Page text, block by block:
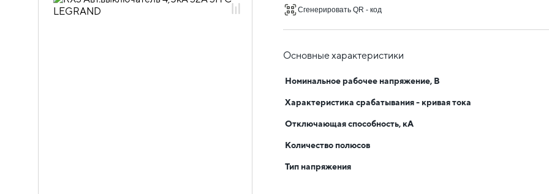
01.05.01.03 Модульные
Сгенерировать QR - код
Основные характеристики
Номинальное рабочее напряжение, В
Характеристика срабатывания - кривая тока
Отключающая способность, кА
Количество полюсов
Тип напряжения